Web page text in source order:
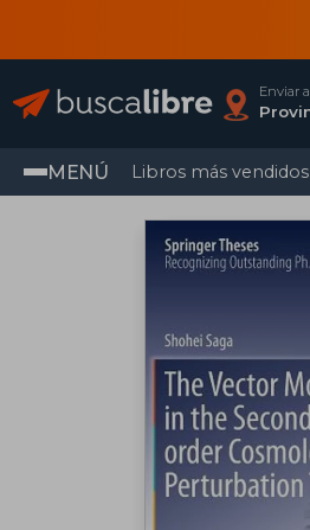
Enviar a
MENÚ Libros más vendidos